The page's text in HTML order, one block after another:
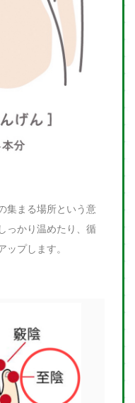
集まる場所という意
っかり温めたり、循
プします。